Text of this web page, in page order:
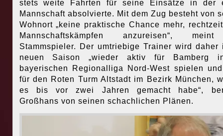
stets weite Fahrten für seine Einsätze in der
Mannschaft absolvierte. Mit dem Zug besteht von
Wohnort „keine praktische Chance mehr,
Mannschaftskämpfen anzureisen“,
Stammspieler. Der umtriebige Trainer wird daher
neuen Saison „wieder aktiv für Bamberg
bayerischen Regionalliga Nord-West spielen
für den Roten Turm Altstadt im Bezirk München,
es bis vor zwei Jahren gemacht habe“,
Großhans von seinen schachlichen Plänen.